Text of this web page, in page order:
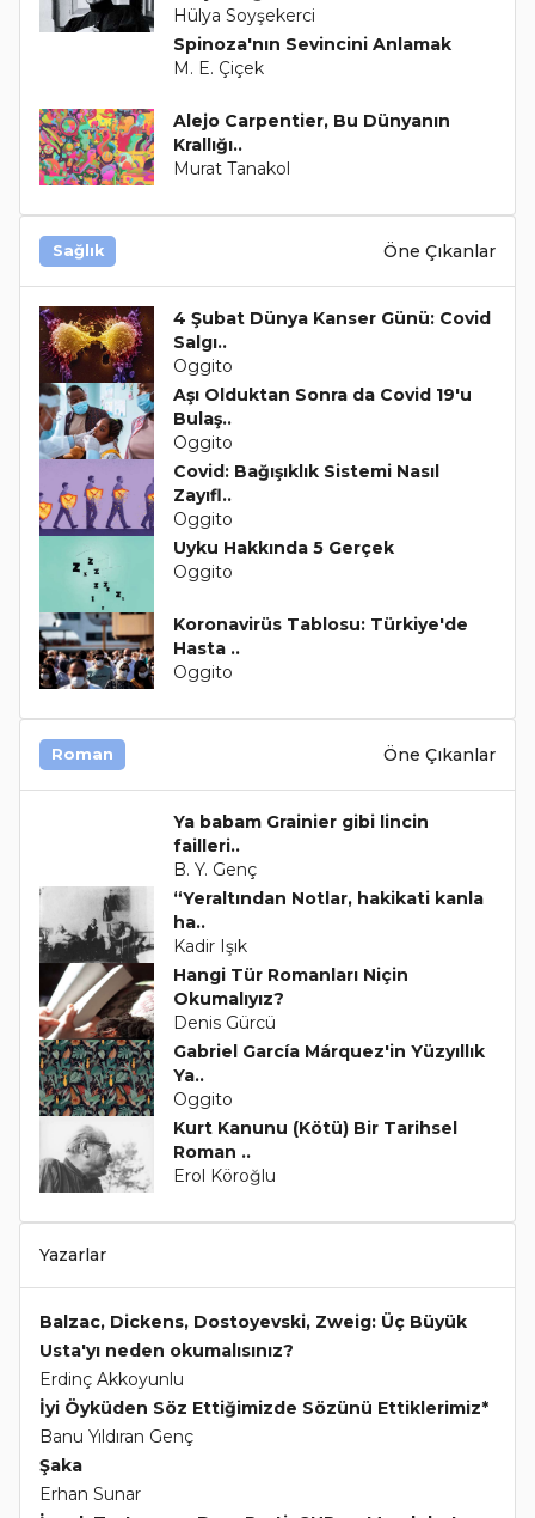
Hülya Soyşekerci
Spinoza'nın Sevincini Anlamak
M. E. Çiçek
Alejo Carpentier, Bu Dünyanın
Krallığı..
Murat Tanakol
Sağlık Öne Çıkanlar
4 Şubat Dünya Kanser Günü: Covid
Salgı..
Oggito
Aşı Olduktan Sonra da Covid 19'u
Bulaş..
Oggito
Covid: Bağışıklık Sistemi Nasıl
Zayıfl..
Oggito
Uyku Hakkında 5 Gerçek
Oggito
Koronavirüs Tablosu: Türkiye'de
Hasta ..
Oggito
Roman Öne Çıkanlar
Ya babam Grainier gibi lincin
failleri..
B. Y. Genç
“Yeraltından Notlar, hakikati kanla
ha..
Kadir Işık
Hangi Tür Romanları Niçin
Okumalıyız?
Denis Gürcü
Gabriel García Márquez'in Yüzyıllık
Ya..
Oggito
Kurt Kanunu (Kötü) Bir Tarihsel
Roman ..
Erol Köroğlu
Yazarlar
Balzac, Dickens, Dostoyevski, Zweig: Üç Büyük
Usta'yı neden okumalısınız?
Erdinç Akkoyunlu
İyi Öyküden Söz Ettiğimizde Sözünü Ettiklerimiz*
Banu Yıldıran Genç
Şaka
Erhan Sunar